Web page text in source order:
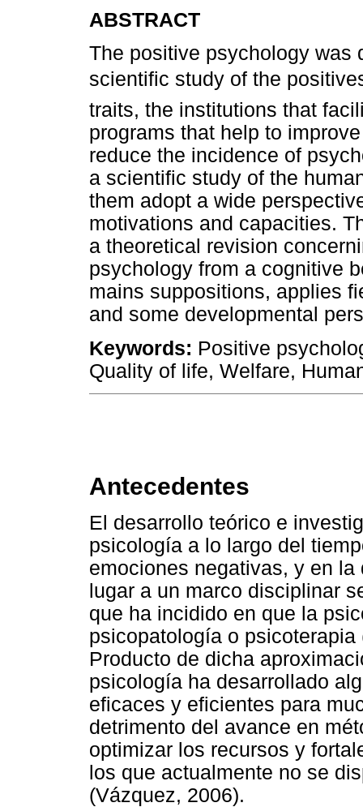
ABSTRACT
The positive psychology was
scientific study of the
traits, the institutions that
programs that help to
reduce the incidence of
a scientific study of the
them adopt a wide
motivations and capacities.
a theoretical revision
psychology from a cognitive
mains suppositions, applies
and some developmental
Keywords: Positive
Quality of life, Welfare,
Antecedentes
El desarrollo teórico e
psicología a lo largo del
emociones negativas, y en
lugar a un marco disciplinar
que ha incidido en que la
psicopatología o
Producto de dicha
psicología ha desarrollado
eficaces y eficientes para
detrimento del avance en
optimizar los recursos y
los que actualmente no se
(Vázquez, 2006).